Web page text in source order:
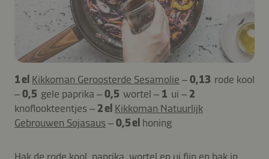
1 el Kikkoman Geroosterde Sesamolie –0,13 rode kool
–0,5 gele paprika –0,5 wortel – 1 ui – 2
knoflookteentjes – 2 el Kikkoman Natuurlijk
Gebrouwen Sojasaus –0,5 el honing